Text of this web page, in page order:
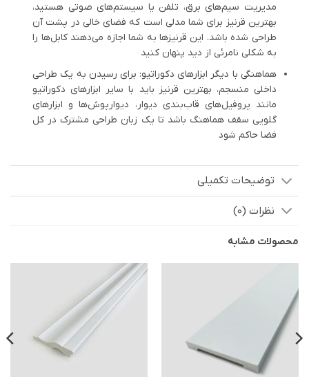
مدیریت سیم‌های برق، تلفن یا سیستم‌های صوتی هستید،
بهترین قرنیز برای شما مدلی است که فضای خالی در پشت آن
طراحی شده باشد. این قرنیزها به شما اجازه می‌دهند کابل‌ها را
به شکلی نامرئی از دید پنهان کنید
هماهنگی با دیگر ابزارهای دکوراتیو: برای رسیدن به یک طراحی
داخلی منسجم، بهترین قرنیز باید با سایر ابزارهای دکوراتیو
مانند پروفیل‌های قاب‌بندی دیوار، دیوارپوش‌ها و ابزارهای
گلویی سقف هماهنگ باشد تا یک زبان طراحی مشترک در کل
فضا حاکم شود
توضیحات تکمیلی
نظرات (0)
محصولات مشابه